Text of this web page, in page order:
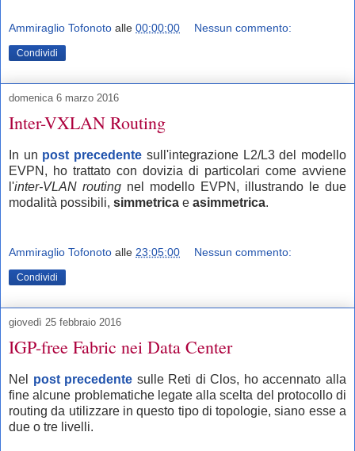
Ammiraglio Tofonoto alle 00:00:00 Nessun commento:
Condividi
domenica 6 marzo 2016
Inter-VXLAN Routing
In un post precedente sull'integrazione L2/L3 del modello
EVPN, ho trattato con dovizia di particolari come avviene
l'inter-VLAN routing nel modello EVPN, illustrando le due
modalità possibili, simmetrica e asimmetrica.
Ammiraglio Tofonoto alle 23:05:00 Nessun commento:
Condividi
giovedì 25 febbraio 2016
IGP-free Fabric nei Data Center
Nel post precedente sulle Reti di Clos, ho accennato alla
fine alcune problematiche legate alla scelta del protocollo di
routing da utilizzare in questo tipo di topologie, siano esse a
due o tre livelli.